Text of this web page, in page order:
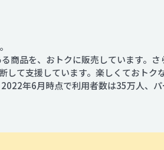
商品を、おトクに販売しています。
て支援しています。楽しくておトク
年6月時点で利用者数は35万人、